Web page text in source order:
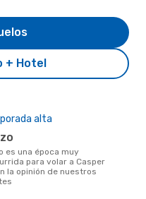
+ Hotel
alta
para volar a Casper
la opinión de nuestros